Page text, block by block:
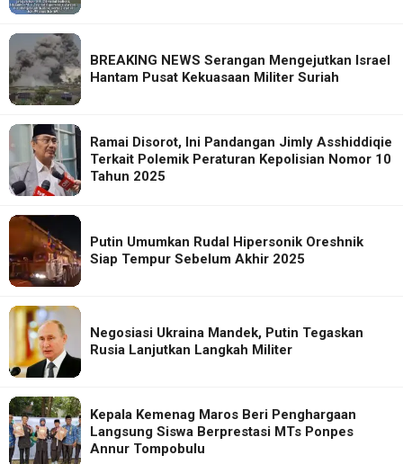
BREAKING NEWS Serangan Mengejutkan Israel
Hantam Pusat Kekuasaan Militer Suriah
Ramai Disorot, Ini Pandangan Jimly Asshiddiqie
Terkait Polemik Peraturan Kepolisian Nomor 10
Tahun 2025
Putin Umumkan Rudal Hipersonik Oreshnik
Siap Tempur Sebelum Akhir 2025
Negosiasi Ukraina Mandek, Putin Tegaskan
Rusia Lanjutkan Langkah Militer
Kepala Kemenag Maros Beri Penghargaan
Langsung Siswa Berprestasi MTs Ponpes
Annur Tompobulu